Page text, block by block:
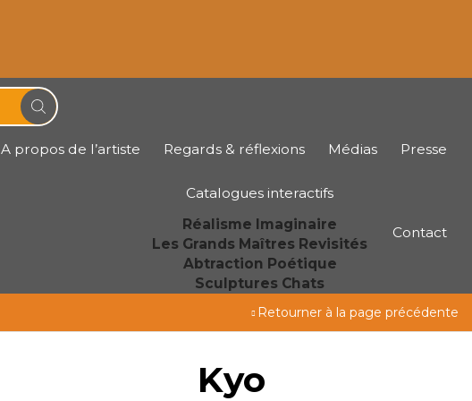
A propos de l’artiste Regards & réflexions Médias Presse
Catalogues interactifs
Réalisme Imaginaire
Les Grands Maîtres Revisités
Abtraction Poétique
Sculptures Chats
Contact
Retourner à la page précédente
Kyo